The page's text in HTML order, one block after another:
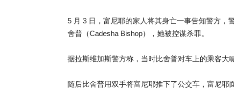
5 月 3 日，富尼耶的家人将其身亡一事告知警方，
舍普（Cadesha Bishop），她被控谋杀罪。
据拉斯维加斯警方称，当时比舍普对车上的乘客大
随后比舍普用双手将富尼耶推下了公交车，富尼耶